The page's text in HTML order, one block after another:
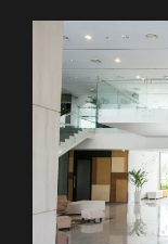
التكلفة
اقتصاديًا،
عالية الجودة
أكثر